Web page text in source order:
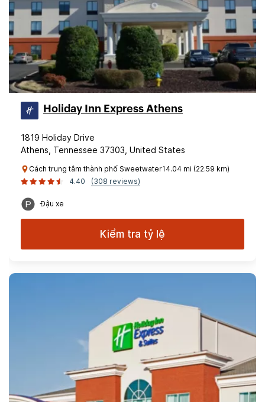
Holiday Inn Express Athens
1819 Holiday Drive
Athens, Tennessee 37303, United States
Cách trung tâm thành phố Sweetwater14.04 mi (22.59 km)
4.40
(308 reviews)
Đậu xe
Kiểm tra tỷ lệ